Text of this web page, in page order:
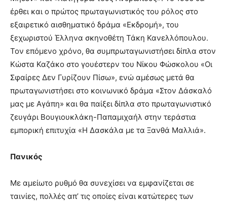
έρθει και ο πρώτος πρωταγωνιστικός του ρόλος στο
εξαιρετικό αισθηματικό δράμα «Εκδρομή», του
ξεχωριστού Έλληνα σκηνοθέτη Τάκη Κανελλόπουλου.
Τον επόμενο χρόνο, θα συμπρωταγωνιστήσει δίπλα στον
Κώστα Καζάκο στο γουέστερν του Νίκου Φώσκολου «Οι
Σφαίρες Δεν Γυρίζουν Πίσω», ενώ αμέσως μετά θα
πρωταγωνιστήσει στο κοινωνικό δράμα «Στον Δάσκαλό
μας με Αγάπη» και θα παίξει δίπλα στο πρωταγωνιστικό
ζευγάρι Βουγιουκλάκη-Παπαμιχαήλ στην τεράστια
εμπορική επιτυχία «Η Δασκάλα με τα Ξανθά Μαλλιά».
Πανικός
Με αμείωτο ρυθμό θα συνεχίσει να εμφανίζεται σε
ταινίες, πολλές απ’ τις οποίες είναι κατώτερες των